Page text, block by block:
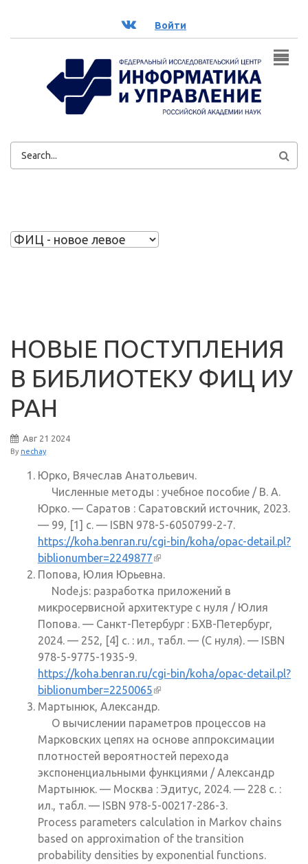
ВК Войти
ФОРМА
НОВЫЕ ПОСТУПЛЕНИЯ
В БИБЛИОТЕКУ ФИЦ ИУ
РАН
Авг 21 2024
By nechay
Юрко, Вячеслав Анатольевич.
Численные методы : учебное пособие / В. А.
Юрко. — Саратов : Саратовский источник, 2023.
— 99, [1] с. — ISBN 978-5-6050799-2-7.
https://koha.benran.ru/cgi-bin/koha/opac-detail.pl?
biblionumber=2249877(внешняя ссылка)
Попова, Юлия Юрьевна.
Node.js: разработка приложений в
микросервисной архитектуре с нуля / Юлия
Попова. — Санкт-Петербург : БХВ-Петербург,
2024. — 252, [4] с. : ил., табл. — (С нуля). — ISBN
978-5-9775-1935-9.
https://koha.benran.ru/cgi-bin/koha/opac-detail.pl?
biblionumber=2250065(внешняя ссылка)
Мартынюк, Александр.
О вычислении параметров процессов на
Марковских цепях на основе аппроксимации
плотностей вероятностей перехода
экспоненциальными функциями / Александр
Мартынюк. — Москва : Эдитус, 2024. — 228 с. :
ил., табл. — ISBN 978-5-00217-286-3.
Process parameters calculation in Markov chains
based on approximation of the transition
probability densities by exponential functions.